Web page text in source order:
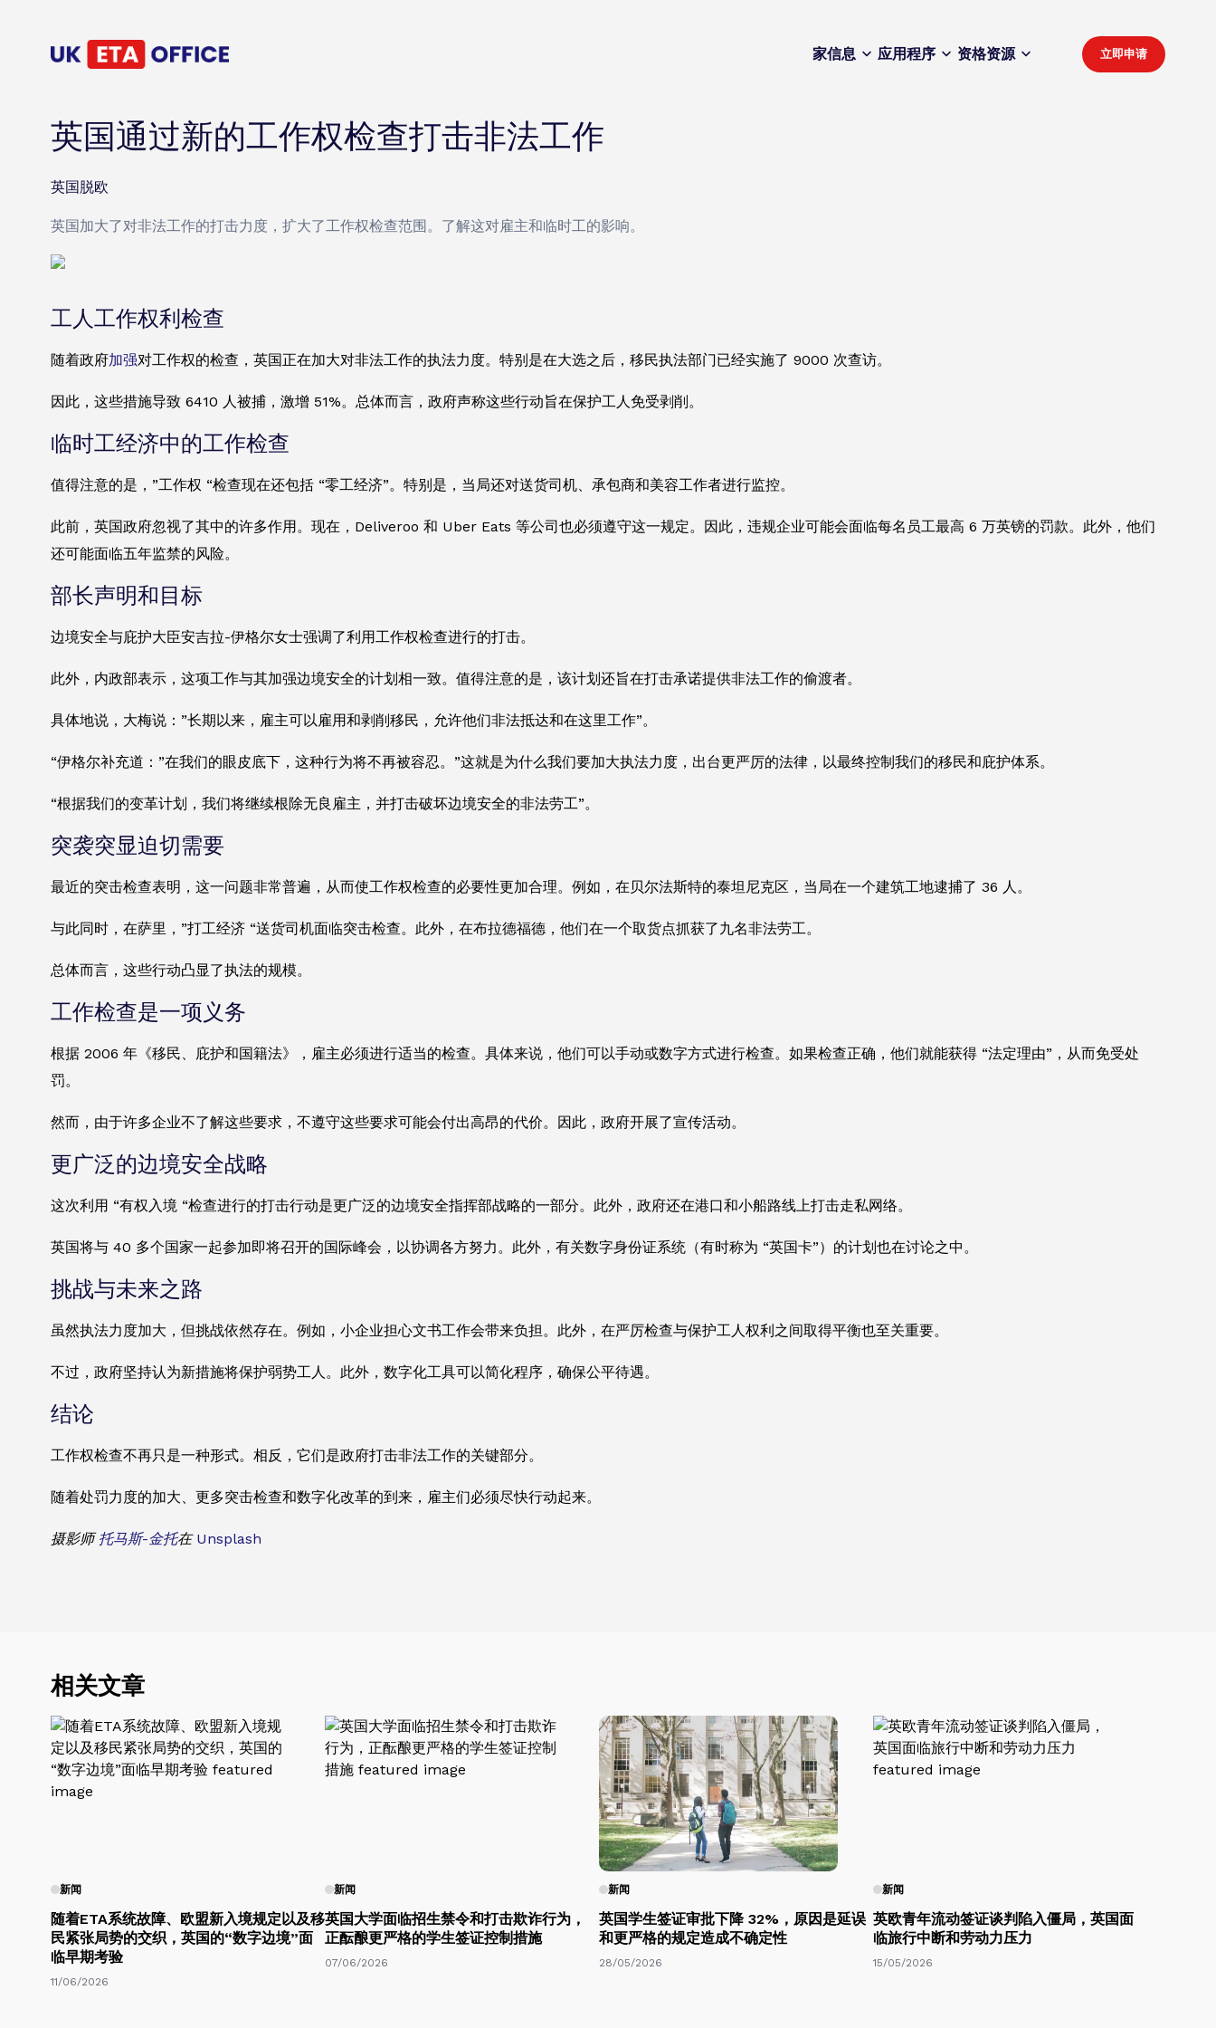
家信息 应用程序 资格资源 立即申请
英国通过新的工作权检查打击非法工作
英国脱欧
英国加大了对非法工作的打击力度，扩大了工作权检查范围。了解这对雇主和临时工的影响。
工人工作权利检查
随着政府加强对工作权的检查，英国正在加大对非法工作的执法力度。特别是在大选之后，移民执法部门已经实施了 9000 次查访。
因此，这些措施导致 6410 人被捕，激增 51%。总体而言，政府声称这些行动旨在保护工人免受剥削。
临时工经济中的工作检查
值得注意的是，”工作权 “检查现在还包括 “零工经济”。特别是，当局还对送货司机、承包商和美容工作者进行监控。
此前，英国政府忽视了其中的许多作用。现在，Deliveroo 和 Uber Eats 等公司也必须遵守这一规定。因此，违规企业可能会面临每名员工最高 6 万英镑的罚款。此外，他们
还可能面临五年监禁的风险。
部长声明和目标
边境安全与庇护大臣安吉拉-伊格尔女士强调了利用工作权检查进行的打击。
此外，内政部表示，这项工作与其加强边境安全的计划相一致。值得注意的是，该计划还旨在打击承诺提供非法工作的偷渡者。
具体地说，大梅说：”长期以来，雇主可以雇用和剥削移民，允许他们非法抵达和在这里工作”。
“伊格尔补充道：”在我们的眼皮底下，这种行为将不再被容忍。”这就是为什么我们要加大执法力度，出台更严厉的法律，以最终控制我们的移民和庇护体系。
“根据我们的变革计划，我们将继续根除无良雇主，并打击破坏边境安全的非法劳工”。
突袭突显迫切需要
最近的突击检查表明，这一问题非常普遍，从而使工作权检查的必要性更加合理。例如，在贝尔法斯特的泰坦尼克区，当局在一个建筑工地逮捕了 36 人。
与此同时，在萨里，”打工经济 “送货司机面临突击检查。此外，在布拉德福德，他们在一个取货点抓获了九名非法劳工。
总体而言，这些行动凸显了执法的规模。
工作检查是一项义务
根据 2006 年《移民、庇护和国籍法》，雇主必须进行适当的检查。具体来说，他们可以手动或数字方式进行检查。如果检查正确，他们就能获得 “法定理由”，从而免受处
罚。
然而，由于许多企业不了解这些要求，不遵守这些要求可能会付出高昂的代价。因此，政府开展了宣传活动。
更广泛的边境安全战略
这次利用 “有权入境 “检查进行的打击行动是更广泛的边境安全指挥部战略的一部分。此外，政府还在港口和小船路线上打击走私网络。
英国将与 40 多个国家一起参加即将召开的国际峰会，以协调各方努力。此外，有关数字身份证系统（有时称为 “英国卡”）的计划也在讨论之中。
挑战与未来之路
虽然执法力度加大，但挑战依然存在。例如，小企业担心文书工作会带来负担。此外，在严厉检查与保护工人权利之间取得平衡也至关重要。
不过，政府坚持认为新措施将保护弱势工人。此外，数字化工具可以简化程序，确保公平待遇。
结论
工作权检查不再只是一种形式。相反，它们是政府打击非法工作的关键部分。
随着处罚力度的加大、更多突击检查和数字化改革的到来，雇主们必须尽快行动起来。
摄影师托马斯-金托在 Unsplash
相关文章
新闻
随着ETA系统故障、欧盟新入境规定以及移
民紧张局势的交织，英国的“数字边境”面
临早期考验
11/06/2026
新闻
英国大学面临招生禁令和打击欺诈行为，
正酝酿更严格的学生签证控制措施
07/06/2026
新闻
英国学生签证审批下降 32%，原因是延误
和更严格的规定造成不确定性
28/05/2026
新闻
英欧青年流动签证谈判陷入僵局，英国面
临旅行中断和劳动力压力
15/05/2026